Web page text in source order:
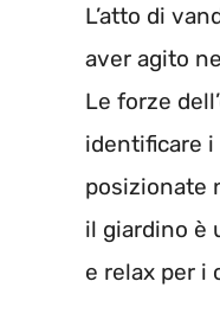
L’atto di
aver agito
Le forze
identificare
posizionate
il giardino è
e relax per i